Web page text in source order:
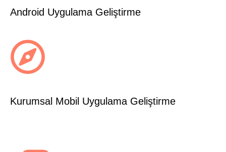
Android Uygulama Geliştirme
Kurumsal Mobil Uygulama Geliştirme